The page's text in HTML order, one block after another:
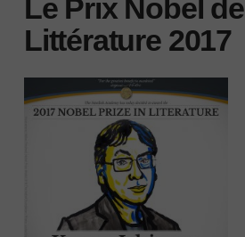
Le Prix Nobel de
Littérature 2017